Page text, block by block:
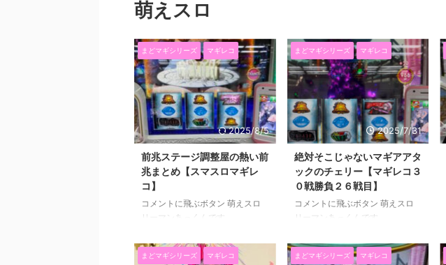
萌えスロ
まどマギシリーズ マギレコ
2025/8/5
前兆ステージ調整屋の熱い前
兆まとめ【スマスロマギレ
コ】
コメントに飛ぶボタン 萌えスロ
リーマンあっくんです
前回はマギレコ３０戦勝負２６戦
目の結果をお伝えしました。 →絶
まどマギシリーズ マギレコ
2025/7/31
絶対そこじゃないマギアアタ
ックのチェリー【マギレコ３
０戦勝負２６戦目】
コメントに飛ぶボタン 萌えスロ
リーマンあっくんです
前回はマギレコのチェリーの取り
こぼし目と、左リールの取りこぼ
まどマギシリーズ マギレコ まどマギシリーズ マギレコ